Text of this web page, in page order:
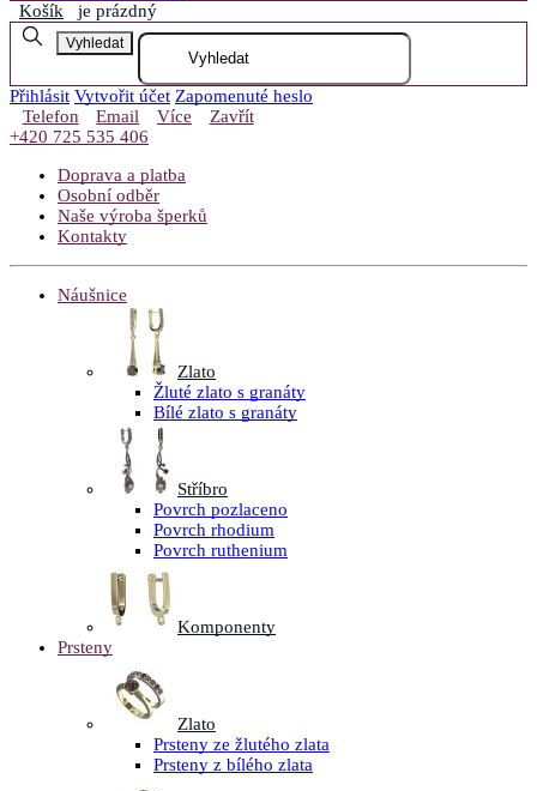
Košík je prázdný
Vyhledat
Přihlásit Vytvořit účet Zapomenuté heslo
Telefon
Email Více
Zavřít
+420 725 535 406
Doprava a platba
Osobní odběr
Naše výroba šperků
Kontakty
Náušnice
Zlato
Žluté zlato s granáty
Bílé zlato s granáty
Stříbro
Povrch pozlaceno
Povrch rhodium
Povrch ruthenium
Komponenty
Prsteny
Zlato
Prsteny ze žlutého zlata
Prsteny z bílého zlata